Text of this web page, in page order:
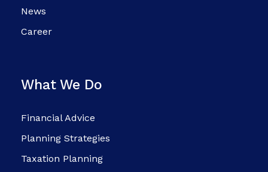
News
Career
What We Do
Financial Advice
Planning Strategies
Taxation Planning